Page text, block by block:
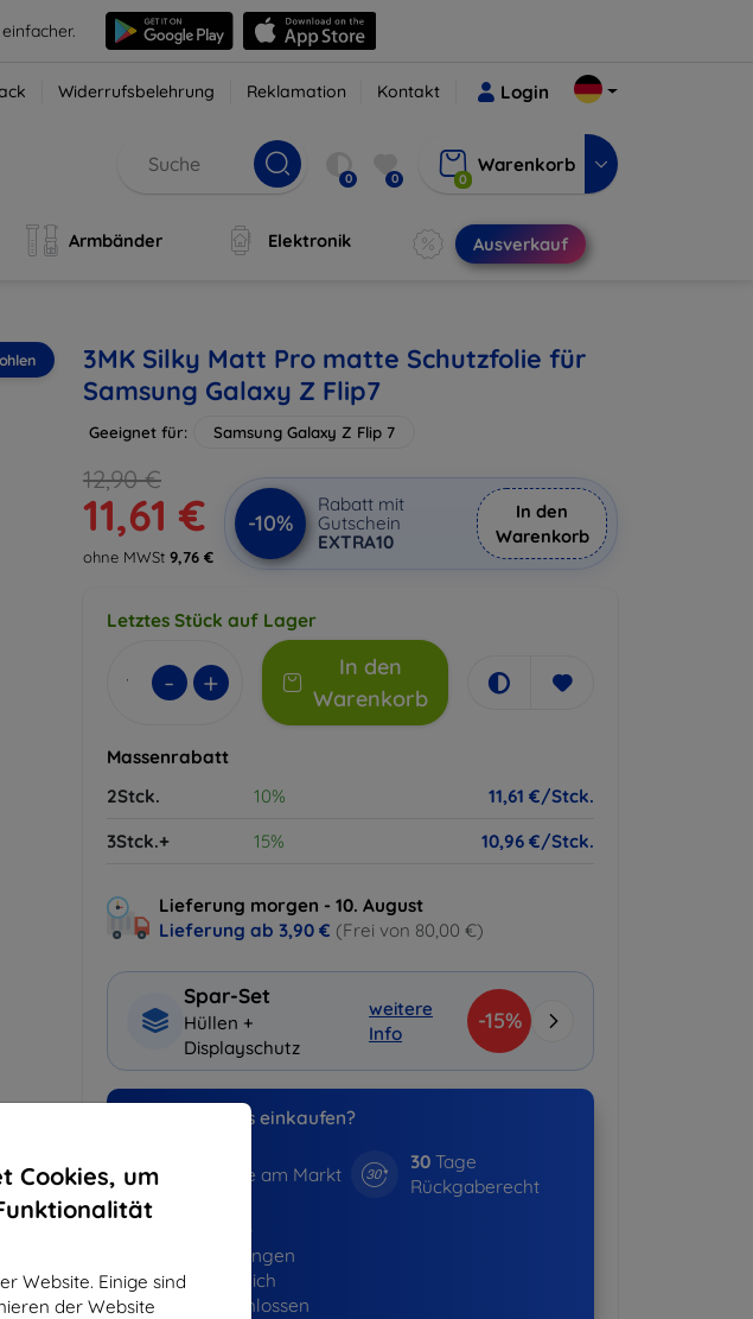
Cookies, um
Website. Einige sind
der Website
Widerrufsbelehrung Reklamation Kontakt Login
0 0 0
Warenkorb
Armbänder Elektronik Ausverkauf
3MK Silky Matt Pro matte Schutzfolie für
Samsung Galaxy Z Flip7
Geeignet für: Samsung Galaxy Z Flip 7
12,90 €
11,61 €
ohne MWSt 9,76 €
-10%
Rabatt mit
Gutschein
EXTRA10
In den
Warenkorb
Letztes Stück auf Lager
- +
In den
Warenkorb
Massenrabatt
2Stck.
10%
11,61 €/Stck.
3Stck.+
15% 10,96 €/Stck.
Lieferung morgen - 10. August
Lieferung ab 3,90 € (Frei von 80,00 €)
Spar-Set
Hüllen +
Displayschutz
weitere
Info
-15%
Warum bei uns einkaufen?
Jahre am Markt
30Tage
Rückgaberecht
819365+
Bestellungen
erfolgreich
abgeschlossen